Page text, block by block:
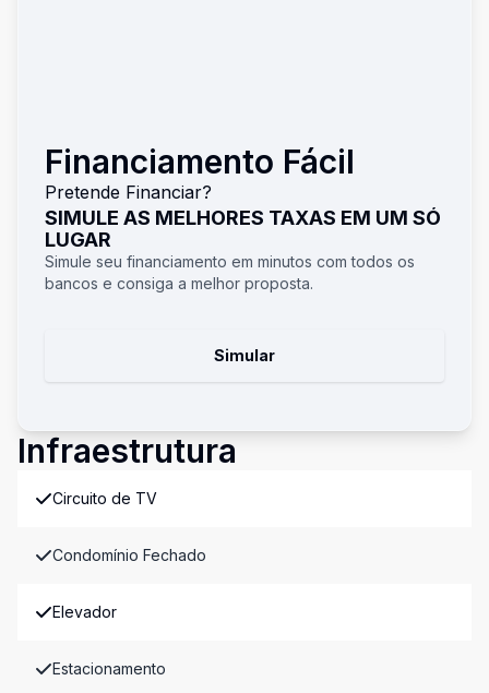
Financiamento Fácil
Pretende Financiar?
SIMULE AS MELHORES TAXAS EM UM SÓ
LUGAR
Simule seu financiamento em minutos com todos os
bancos e consiga a melhor proposta.
Simular
Infraestrutura
Circuito de TV
Condomínio Fechado
Elevador
Estacionamento